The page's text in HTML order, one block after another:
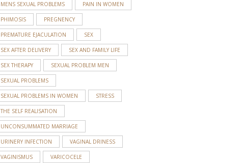
MENS SEXUAL PROBLEMS PAIN IN WOMEN
PHIMOSIS PREGNENCY
PREMATURE EJACULATION SEX
SEX AFTER DELIVERY SEX AND FAMILY LIFE
SEX THERAPY SEXUAL PROBLEM MEN
SEXUAL PROBLEMS
SEXUAL PROBLEMS IN WOMEN STRESS
THE SELF REALISATION
UNCONSUMMATED MARRIAGE
URINERY INFECTION VAGINAL DRINESS
VAGINISMUS VARICOCELE